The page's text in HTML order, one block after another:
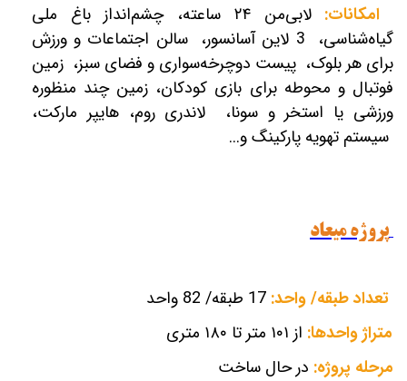
امکانات:
لابی‌من ۲۴ ساعته، چشم‌انداز باغ ملی
گیاه‌شناسی، 3 لاین آسانسور،
سالن اجتماعات و ورزش
برای هر بلوک، پیست دوچرخه‌سواری و فضای سبز، زمین
فوتبال و محوطه برای بازی کودکان، زمین چند منظوره
ورزشی یا استخر و سونا،
لاندری روم، هایپر مارکت،
سیستم تهویه پارکینگ و...
پروژه میعاد
تعداد طبقه/ واحد: 17 طبقه/ 82 واحد
متراژ واحدها: از ۱۰۱ متر تا ۱۸۰ متری
مرحله پروژه: در حال ساخت